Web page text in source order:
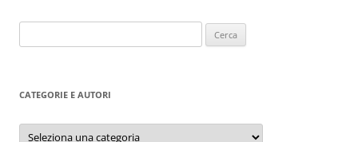
per:
CATEGORIE E AUTORI
Categorie